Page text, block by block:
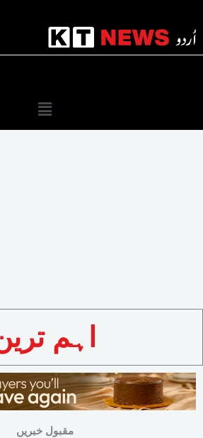
Menu
اہم
مقبول خبریں